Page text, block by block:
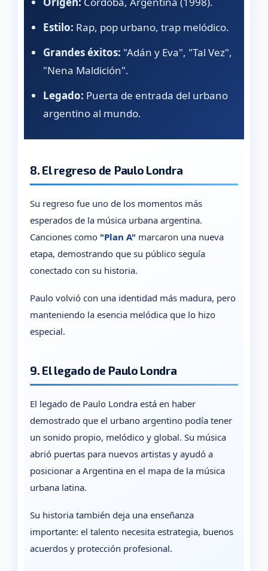
Estilo: Rap, pop urbano, trap melódico.
Grandes éxitos: "Adán y Eva", "Tal Vez",
"Nena Maldición".
Legado: Puerta de entrada del urbano
argentino al mundo.
8. El regreso de Paulo Londra
Su regreso fue uno de los momentos más
esperados de la música urbana argentina.
Canciones como "Plan A" marcaron una nueva
etapa, demostrando que su público seguía
conectado con su historia.
Paulo volvió con una identidad más madura, pero
manteniendo la esencia melódica que lo hizo
especial.
9. El legado de Paulo Londra
El legado de Paulo Londra está en haber
demostrado que el urbano argentino podía tener
un sonido propio, melódico y global. Su música
abrió puertas para nuevos artistas y ayudó a
posicionar a Argentina en el mapa de la música
urbana latina.
Su historia también deja una enseñanza
importante: el talento necesita estrategia, buenos
acuerdos y protección profesional.